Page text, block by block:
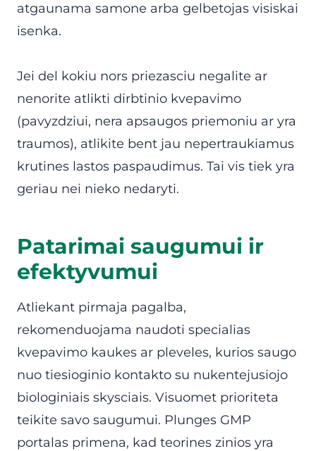
atgaunama samone arba gelbetojas visiskai
isenka.
Jei del kokiu nors priezasciu negalite ar
nenorite atlikti dirbtinio kvepavimo
(pavyzdziui, nera apsaugos priemoniu ar yra
traumos), atlikite bent jau nepertraukiamus
krutines lastos paspaudimus. Tai vis tiek yra
geriau nei nieko nedaryti.
Patarimai saugumui ir
efektyvumui
Atliekant pirmaja pagalba,
rekomenduojama naudoti specialias
kvepavimo kaukes ar pleveles, kurios saugo
nuo tiesioginio kontakto su nukentejusiojo
biologiniais skysciais. Visuomet prioriteta
teikite savo saugumui. Plunges GMP
portalas primena, kad teorines zinios yra